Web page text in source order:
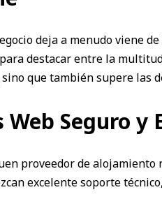
deja a menudo viene
destacar entre la
que también supere las
Seguro y
proveedor de
excelente soporte